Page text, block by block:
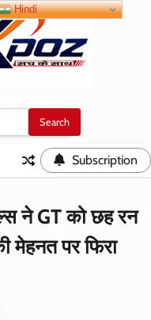
Subscription
ने GT को छह रन
मेहनत पर फिरा
Hindi